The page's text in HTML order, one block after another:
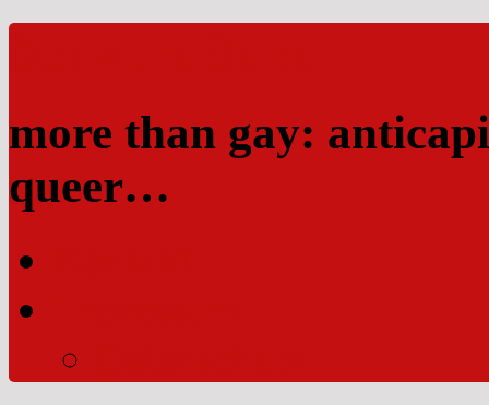
more than gay:
queer…